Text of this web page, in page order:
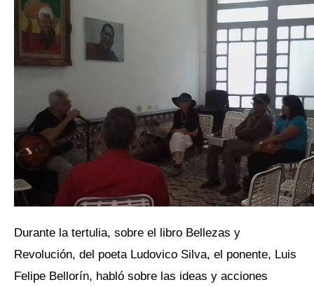
Durante la tertulia, sobre el libro Bellezas y
Revolución, del poeta Ludovico Silva, el ponente, Luis
Felipe Bellorín, habló sobre las ideas y acciones